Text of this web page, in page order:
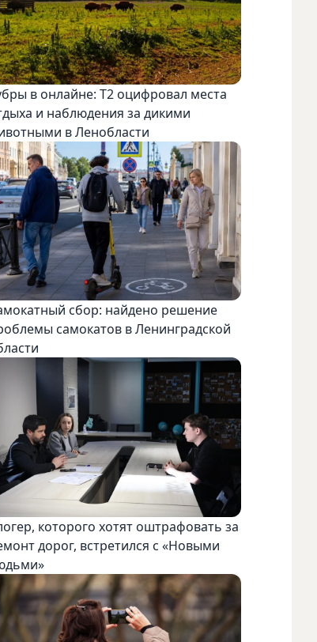
в онлайне: Т2 оцифровал места
и наблюдения за дикими
в Ленобласти
сбор: найдено решение
самокатов в Ленинградской
которого хотят оштрафовать за
дорог, встретился с «Новыми